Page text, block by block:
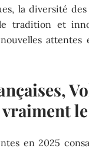
la diversité des
tradition et
en 2025